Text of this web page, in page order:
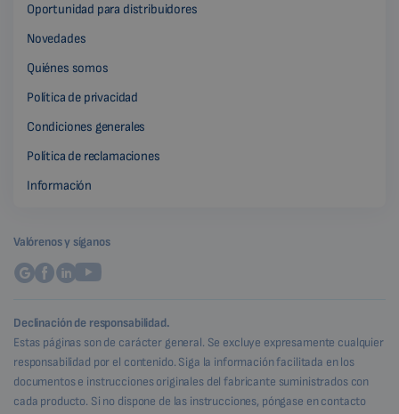
Oportunidad para distribuidores
Novedades
Quiénes somos
Política de privacidad
Condiciones generales
Política de reclamaciones
Información
Valórenos y síganos
Declinación de responsabilidad.
Estas páginas son de carácter general. Se excluye expresamente cualquier
responsabilidad por el contenido. Siga la información facilitada en los
documentos e instrucciones originales del fabricante suministrados con
cada producto. Si no dispone de las instrucciones, póngase en contacto